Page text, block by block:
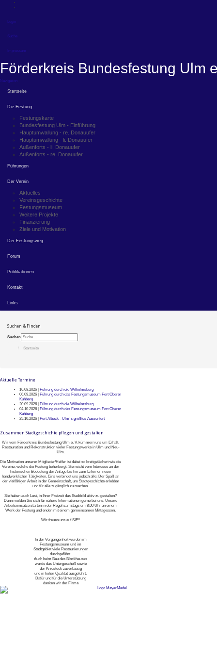
Login
Suche
Impressum
Förderkreis Bundesfestung Ulm
Navigation
Startseite
Die Festung
Festungskarte
Bundesfestung Ulm - Einführung
Hauptumwallung - re. Donauufer
Hauptumwallung - li. Donauufer
Außenforts - li. Donauufer
Außenforts - re. Donauufer
Führungen
Der Verein
Aktuelles
Vereinsgeschichte
Festungsmuseum
Weitere Projekte
Finanzierung
Ziele und Motivation
Der Festungsweg
Forum
Publikationen
Kontakt
Links
Suchen & Finden
Suchen
Startseite
Aktuelle Termine
16.08.2026 |
Führung durch die Wilhelmsburg
06.09.2026 |
Führung durch das Festungsmuseum Fort Oberer
Kuhberg
20.09.2026 |
Führung durch die Wilhelmsburg
04.10.2026 |
Führung durch das Festungsmuseum Fort Oberer
Kuhberg
25.10.2026 |
Fort Albeck - Ulm`s größtes Aussenfort
Zusammen Stadtgeschichte pflegen und gestalten
Wir vom Förderkreis Bundesfestung Ulm e. V. kümmern uns um Erhalt,
Restauration und Rekonstruktion vieler Festungswerke in Ulm und Neu-
Ulm.
Die Motivation unserer Mitglieder/Helfer ist dabei so breitgefächert wie die
Vereine, welche die Festung beherbergt. Sie reicht vom Interesse an der
historischen Bedeutung der Anlage bis hin zum Erlernen neuer
handwerklicher Tätigkeiten. Eins verbindet uns jedoch alle: Der Spaß an
der vielfältigen Arbeit in der Gemeinschaft, um Stadtgeschichte erlebbar
und für alle zugänglich zu machen.
Sie haben auch Lust, in Ihrer Freizeit das Stadtbild aktiv zu gestalten?
Dann melden Sie sich für nähere Informationen gerne bei uns. Unsere
Arbeitseinsätze starten in der Regel samstags um 8:00 Uhr an einem
Werk der Festung und enden mit einem gemeinsamen Mittagessen.
Wir freuen uns auf SIE!!
In der Vergangenheit wurden im
Festungsmuseum und im
Stadtgebiet viele Restaurierungen
durchgeführt.
Auch beim Bau des Blockhauses
wurde das Untergeschoß sowie
der Kniestock zuverlässig
und in hoher Qualität ausgeführt.
Dafür und für die Unterstützung
danken wir der Firma